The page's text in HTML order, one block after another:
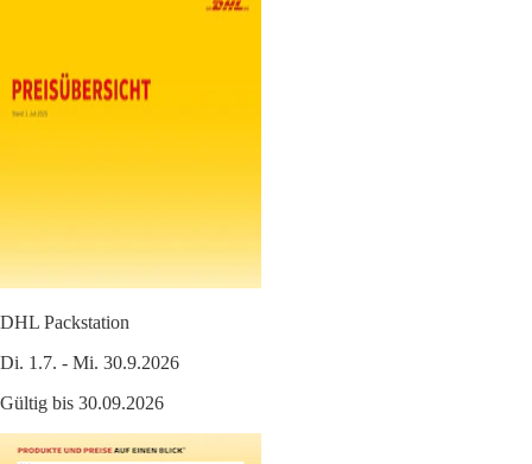
DHL Packstation
Di. 1.7. - Mi. 30.9.2026
Gültig bis 30.09.2026